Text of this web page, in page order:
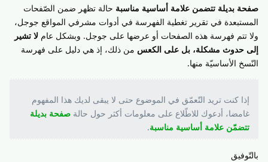
صفحة بديلة تتضمن علامة أساسية مناسبة حالة تظهر ضمن الصّفحات
المستبعدة في تقرير تغطية الفهرسة في أدوات مشرفي المواقع جوجل،
ولا تتم فهرسة هذه الصفحات أو عرضها على جوجل. وبشكل عام لا تشير
إلى حدوث مشكلة، بل على الكعس من ذلك، إذ هي دليل على فهرسة
النّسخ الأساسيّة منها.
إذا كنت تريد التّعمّق في الموضوع حتى لا يبقى لديك هذا المفهوم
غامضا، أدعوك للاطّلاع على معلومات أكثر حول حالة صفحة بديلة
تتضمّن علامة أساسية مناسبة.
بالتّوفيق